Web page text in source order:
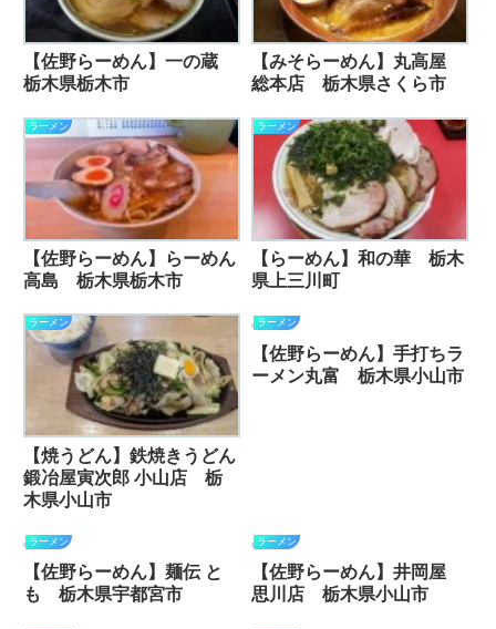
【佐野らーめん】一の蔵
栃木県栃木市
【みそらーめん】丸高屋
総本店 栃木県さくら市
ラーメン
【佐野らーめん】らーめん
高島 栃木県栃木市
ラーメン
【らーめん】和の華 栃木
県上三川町
ラーメン
【焼うどん】鉄焼きうどん
鍛冶屋寅次郎 小山店 栃
木県小山市
ラーメン
【佐野らーめん】手打ちラ
ーメン丸富 栃木県小山市
ラーメン
【佐野らーめん】麺伝 と
も 栃木県宇都宮市
ラーメン
【佐野らーめん】井岡屋
思川店 栃木県小山市